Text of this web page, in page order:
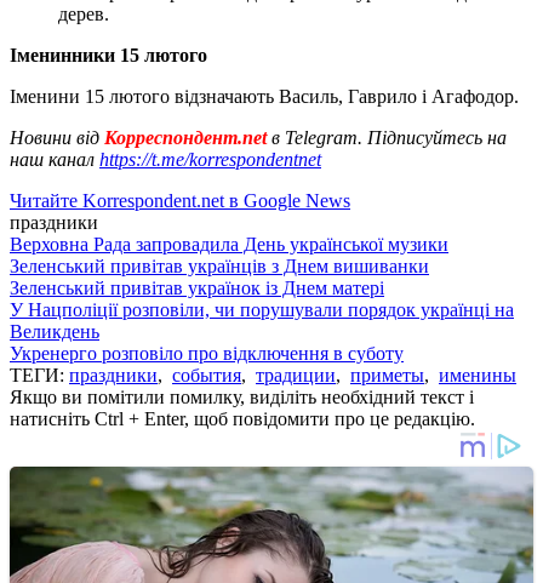
дерев.
Іменинники 15 лютого
Іменини 15 лютого відзначають Василь, Гаврило і Агафодор.
Новини від Корреспондент.netв Telegram. Підписуйтесь на
наш канал https://t.me/korrespondentnet
Читайте Korrespondent.net в Google News
праздники
Верховна Рада запровадила День української музики
Зеленський привітав українців з Днем вишиванки
Зеленський привітав українок із Днем матері
У Нацполіції розповіли, чи порушували порядок українці на
Великдень
Укренерго розповіло про відключення в суботу
ТЕГИ: праздники, события, традиции, приметы, именины
Якщо ви помітили помилку, виділіть необхідний текст і
натисніть Ctrl + Enter, щоб повідомити про це редакцію.